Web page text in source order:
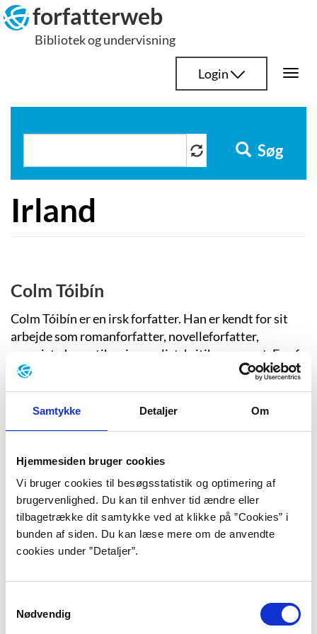
Samtykke Detaljer Om
Hjemmesiden bruger cookies
Vi bruger cookies til besøgsstatistik og optimering af
brugervenlighed. Du kan til enhver tid ændre eller
tilbagetrække dit samtykke ved at klikke på ”Cookies” i
bunden af siden. Du kan læse mere om de anvendte
cookies under ”Detaljer”.
Nødvendig
Hop
til
indhold
forfatterweb
Bibliotek og undervisning
Login
Søg
Irland
Colm Tóibín
Colm Tóibín er en irsk forfatter. Han er kendt for sit
arbejde som romanforfatter, novelleforfatter,
essayist, dramatiker, journalist, kritiker og poet. En af
hans mest kendte romaner i Danmark er "Brooklyn"
om den unge kvinde Ellis Lacey, der i 1950'erne rejser
til USA.
Claire Keegan
Hos Claire Keegan er der sjældent et ord for meget.
Den irske forfatter er ikke den mest produktive – og
hendes bøger er ofte korte – men hvad hun mangler i
kvantitet, råder hun bod på i kvalitet.
Claire-Louise Bennetts bøger er de seneste år blevet